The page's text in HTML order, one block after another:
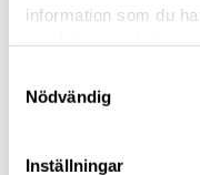
information som du
Nödvändig
Inställningar